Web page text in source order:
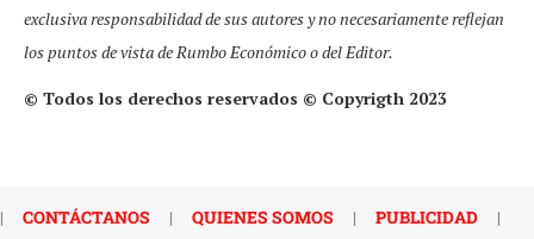
exclusiva responsabilidad de sus autores y no necesariamente reflejan
los puntos de vista de Rumbo Económico o del Editor.
© Todos los derechos reservados © Copyrigth 2023
| CONTÁCTANOS | QUIENES SOMOS | PUBLICIDAD |